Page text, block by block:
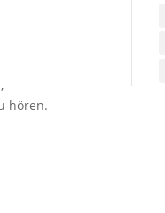
hören.